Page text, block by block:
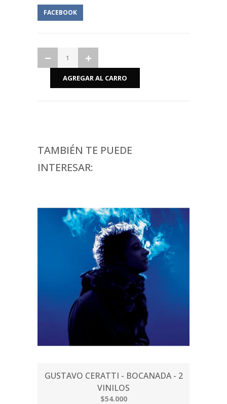
FACEBOOK
TAMBIÉN TE PUEDE
INTERESAR:
GUSTAVO CERATTI - BOCANADA - 2
VINILOS
$54.000